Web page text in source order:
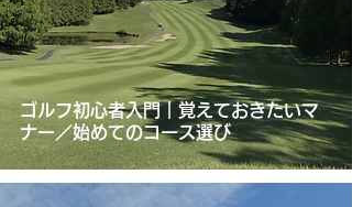
ゴルフ初心者入門｜覚えておきたいマ
ナー／始めてのコース選び